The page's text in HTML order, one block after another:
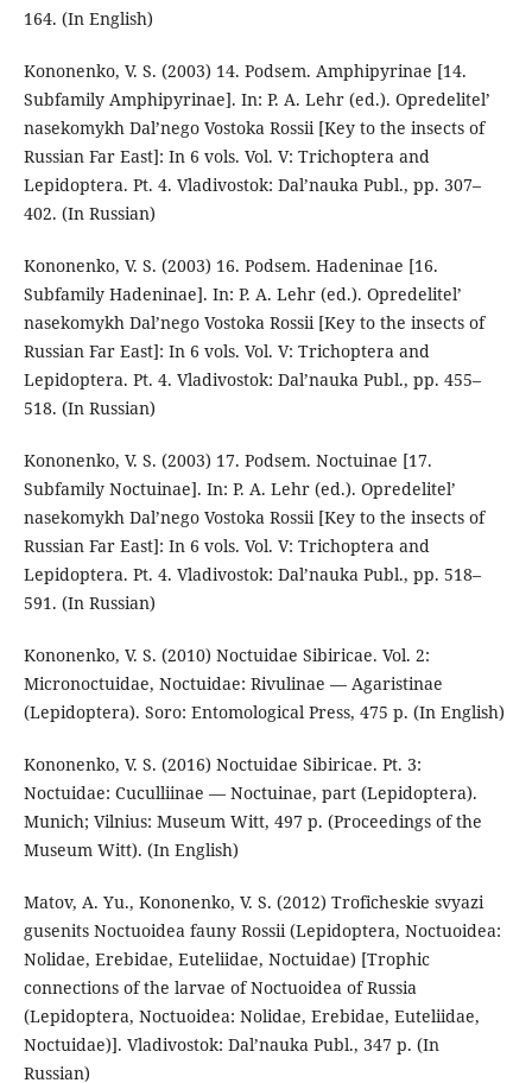
164. (In English)
Kononenko, V. S. (2003) 14. Podsem. Amphipyrinae [14.
Subfamily Amphipyrinae]. In: P. A. Lehr (ed.). Opredelitel’
nasekomykh Dal’nego Vostoka Rossii [Key to the insects of
Russian Far East]: In 6 vols. Vol. V: Trichoptera and
Lepidoptera. Pt. 4. Vladivostok: Dal’nauka Publ., pp. 307–
402. (In Russian)
Kononenko, V. S. (2003) 16. Podsem. Hadeninae [16.
Subfamily Hadeninae]. In: P. A. Lehr (ed.). Opredelitel’
nasekomykh Dal’nego Vostoka Rossii [Key to the insects of
Russian Far East]: In 6 vols. Vol. V: Trichoptera and
Lepidoptera. Pt. 4. Vladivostok: Dal’nauka Publ., pp. 455–
518. (In Russian)
Kononenko, V. S. (2003) 17. Podsem. Noctuinae [17.
Subfamily Noctuinae]. In: P. A. Lehr (ed.). Opredelitel’
nasekomykh Dal’nego Vostoka Rossii [Key to the insects of
Russian Far East]: In 6 vols. Vol. V: Trichoptera and
Lepidoptera. Pt. 4. Vladivostok: Dal’nauka Publ., pp. 518–
591. (In Russian)
Kononenko, V. S. (2010) Noctuidae Sibiricae. Vol. 2:
Micronoctuidae, Noctuidae: Rivulinae — Agaristinae
(Lepidoptera). Soro: Entomological Press, 475 p. (In English)
Kononenko, V. S. (2016) Noctuidae Sibiricae. Pt. 3:
Noctuidae: Cuculliinae — Noctuinae, part (Lepidoptera).
Munich; Vilnius: Museum Witt, 497 p. (Proceedings of the
Museum Witt). (In English)
Matov, A. Yu., Kononenko, V. S. (2012) Troficheskie svyazi
gusenits Noctuoidea fauny Rossii (Lepidoptera, Noctuoidea:
Nolidae, Erebidae, Euteliidae, Noctuidae) [Trophic
connections of the larvae of Noctuoidea of Russia
(Lepidoptera, Noctuoidea: Nolidae, Erebidae, Euteliidae,
Noctuidae)]. Vladivostok: Dal’nauka Publ., 347 p. (In
Russian)